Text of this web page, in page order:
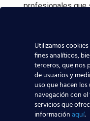
profesionales que
aeronáutica,
compañías
que todos los
aeronáuticos
mayores
sector aeronáutico.
Utilizamos
fines analíticos,
terceros, que nos
de usuarios y
uso que hacen los
navegación con
servicios que
informaciónaquí.